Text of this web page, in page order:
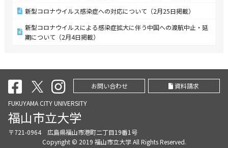
新型コロナウイルス感染症への対応について（2月25日掲載）
新型コロナウイルスによる感染症拡大に伴う中国への渡航中止・延
期について（2月4日掲載）
お問い合わせ
資料請求
FUKUYAMA CITY UNIVERSITY
福山市立大学
〒721-0964 広島県福山市港町二丁目19番1号
Copyright © 2019 福山市立大学 All Rights Reserved.